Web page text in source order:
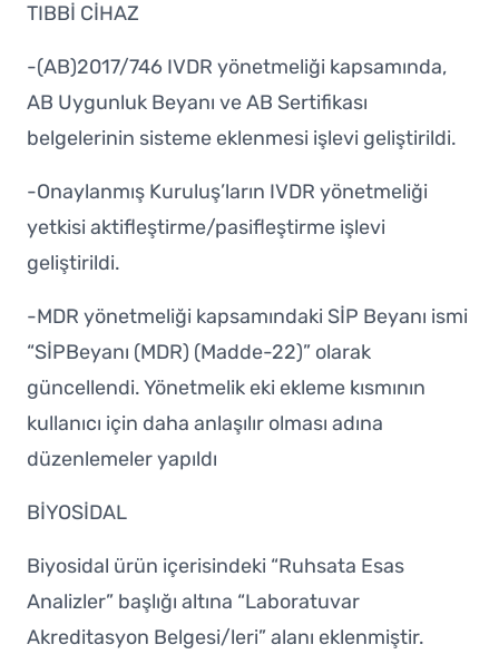
TIBBİ CİHAZ
-(AB)2017/746 IVDR yönetmeliği kapsamında,
AB Uygunluk Beyanı ve AB Sertifikası
belgelerinin sisteme eklenmesi işlevi geliştirildi.
-Onaylanmış Kuruluş’ların IVDR yönetmeliği
yetkisi aktifleştirme/pasifleştirme işlevi
geliştirildi.
-MDR yönetmeliği kapsamındaki SİP Beyanı ismi
“SİPBeyanı (MDR) (Madde-22)” olarak
güncellendi. Yönetmelik eki ekleme kısmının
kullanıcı için daha anlaşılır olması adına
düzenlemeler yapıldı
BİYOSİDAL
Biyosidal ürün içerisindeki “Ruhsata Esas
Analizler” başlığı altına “Laboratuvar
Akreditasyon Belgesi/leri” alanı eklenmiştir.